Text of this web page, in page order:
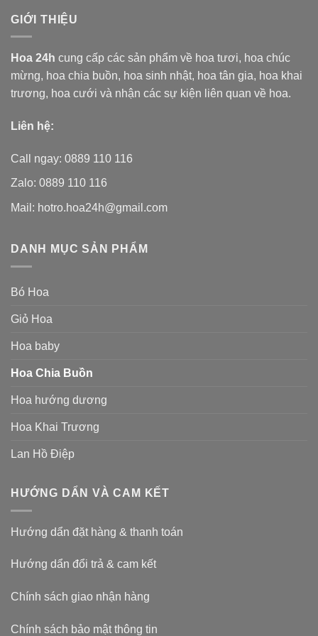
GIỚI THIỆU
Hoa 24h cung cấp các sản phẩm về hoa tươi, hoa chúc
mừng, hoa chia buồn, hoa sinh nhật, hoa tân gia, hoa khai
trương, hoa cưới và nhận các sự kiện liên quan về hoa.
Liên hệ:
Call ngay: 0889 110 116
Zalo: 0889 110 116
Mail: hotro.hoa24h@gmail.com
DANH MỤC SẢN PHẨM
Bó Hoa
Giỏ Hoa
Hoa baby
Hoa Chia Buồn
Hoa hướng dương
Hoa Khai Trương
Lan Hồ Điệp
HƯỚNG DẨN VÀ CAM KẾT
Hướng dẩn đặt hàng & thanh toán
Hướng dẩn đổi trả & cam kết
Chính sách giao nhận hàng
Chính sách bảo mật thông tin